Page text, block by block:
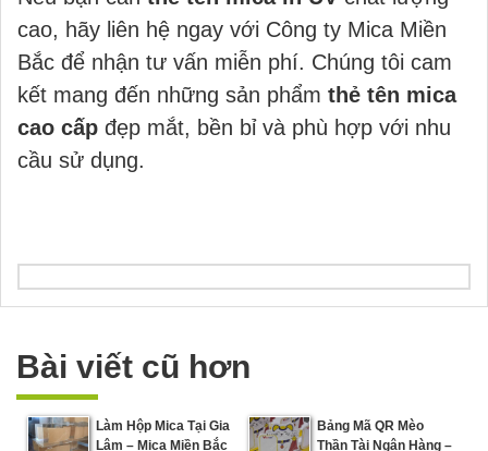
cao, hãy liên hệ ngay với Công ty Mica Miền
Bắc để nhận tư vấn miễn phí. Chúng tôi cam
kết mang đến những sản phẩm thẻ tên mica
cao cấp đẹp mắt, bền bỉ và phù hợp với nhu
cầu sử dụng.
Bài viết cũ hơn
Làm Hộp Mica Tại Gia
Lâm – Mica Miền Bắc
Bảng Mã QR Mèo
Thần Tài Ngân Hàng –